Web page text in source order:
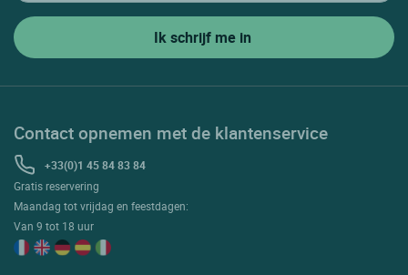
Contact opnemen met de klantenservice
+33(0)1 45 84 83 84
Gratis reservering
Maandag tot vrijdag en feestdagen:
Van 9 tot 18 uur